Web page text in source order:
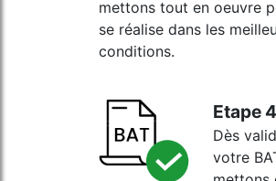
mettons tout en oeuvre
se réalise dans les
conditions.
Etape 4
Dès
votre